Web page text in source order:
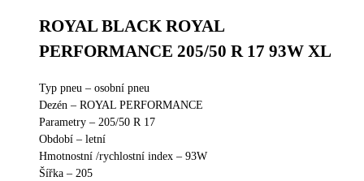
ROYAL BLACK ROYAL
PERFORMANCE 205/50 R 17 93W XL
Typ pneu – osobní pneu
Dezén – ROYAL PERFORMANCE
Parametry – 205/50 R 17
Období – letní
Hmotnostní /rychlostní index – 93W
Šířka – 205